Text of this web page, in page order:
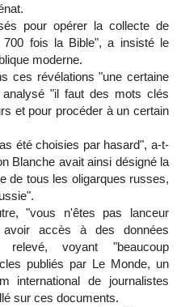
pour opérer la collecte de
700 fois la Bible", a insisté le
moderne.
ces révélations "une certaine
"il faut des mots clés
et pour procéder à un certain
été choisies par hasard", a-t-
Blanche avait ainsi désigné la
de tous les oligarques russes,
"vous n'êtes pas lanceur
accès à des données
relevé, voyant "beaucoup
publiés par Le Monde, un
international de journalistes
sur ces documents.